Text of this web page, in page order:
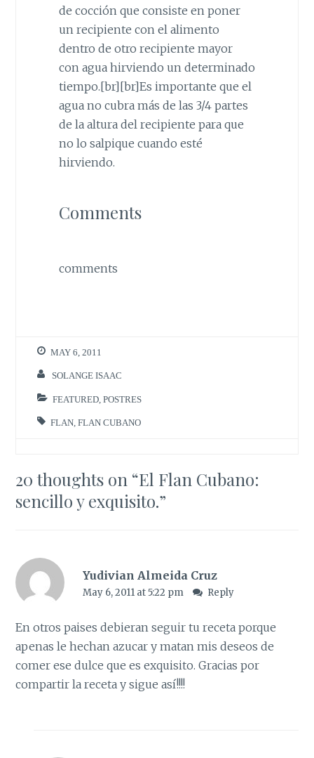
de cocción que consiste en poner
un recipiente con el alimento
dentro de otro recipiente mayor
con agua hirviendo un determinado
tiempo.[br][br]Es importante que el
agua no cubra más de las 3/4 partes
de la altura del recipiente para que
no lo salpique cuando esté
hirviendo.
Comments
comments
MAY 6, 2011
SOLANGE ISAAC
FEATURED ,POSTRES
FLAN ,FLAN CUBANO
20 thoughts on “El Flan Cubano:
sencillo y exquisito.”
Yudivian Almeida Cruz
May 6, 2011 at 5:22 pm Reply
En otros paises debieran seguir tu receta porque
apenas le hechan azucar y matan mis deseos de
comer ese dulce que es exquisito. Gracias por
compartir la receta y sigue así!!!!